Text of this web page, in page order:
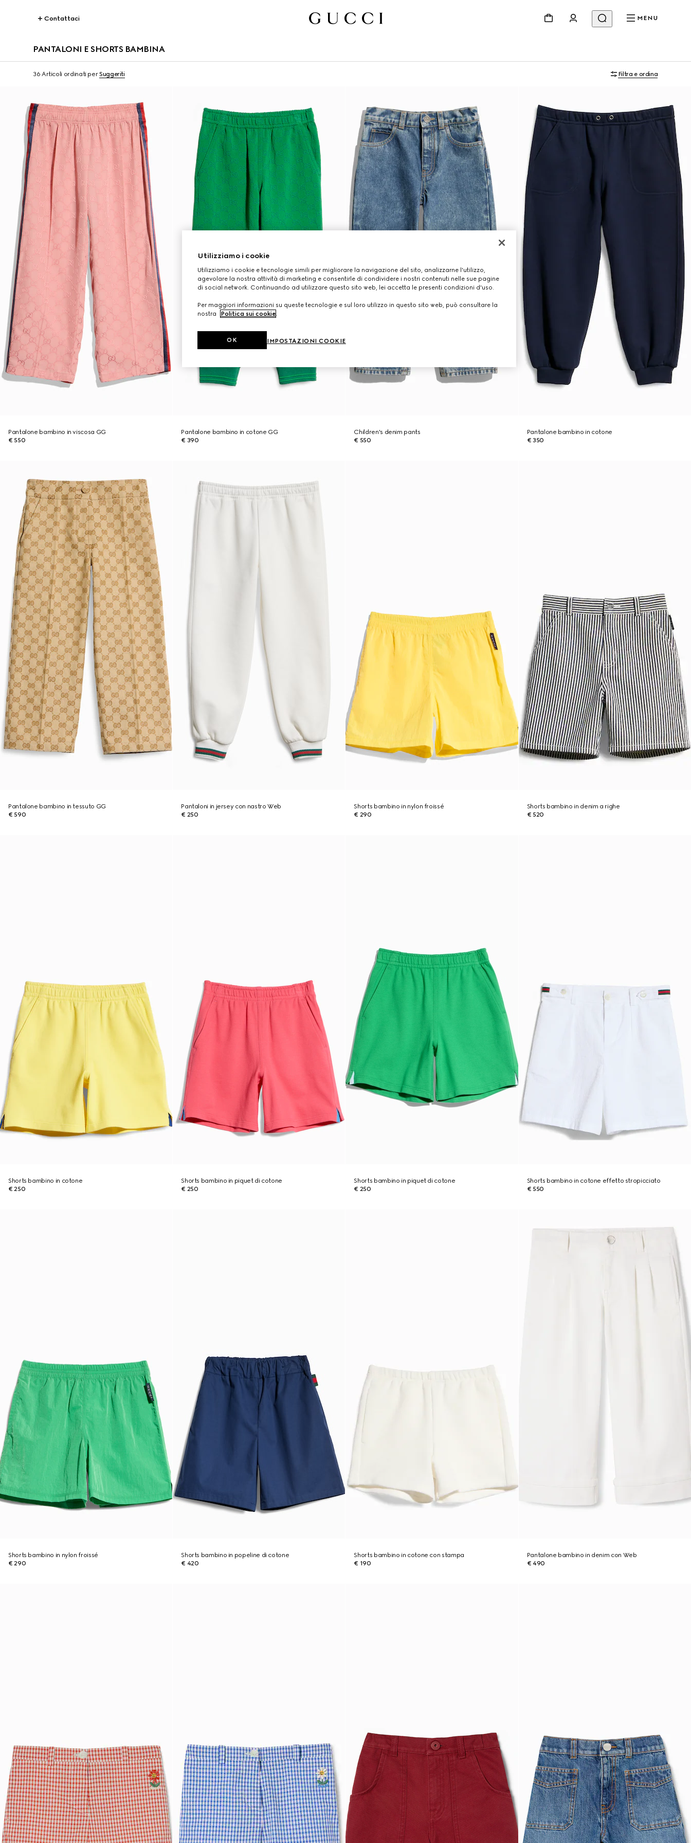
Contattaci MENU
PANTALONI E SHORTS BAMBINA
36 Articoli ordinati perSuggeriti Filtra e ordina
Pantalone bambino in viscosa GG
€ 550
Pantalone bambino in cotone GG
€ 390
Children's denim pants
€ 550
Pantalone bambino in cotone
€ 350
Pantalone bambino in tessuto GG
€ 590
Pantaloni in jersey con nastro Web
€ 250
Shorts bambino in nylon froissé
€ 290
Shorts bambino in denim a righe
€ 520
Shorts bambino in cotone
€ 250
Shorts bambino in piquet di cotone
€ 250
Shorts bambino in piquet di cotone
€ 250
Shorts bambino in cotone effetto stropicciato
€ 550
Shorts bambino in nylon froissé
€ 290
Shorts bambino in popeline di cotone
€ 420
Shorts bambino in cotone con stampa
€ 190
Pantalone bambino in denim con Web
€ 490
Utilizziamo i cookie
Utilizziamo i cookie e tecnologie simili per migliorare la navigazione del sito, analizzarne l'utilizzo,
agevolare la nostra attività di marketing e consentirle di condividere i nostri contenuti nelle sue pagine
di social network. Continuando ad utilizzare questo sito web, lei accetta le presenti condizioni d'uso.
Per maggiori informazioni su queste tecnologie e sul loro utilizzo in questo sito web, può consultare la
nostra
Politica sui cookie.
IMPOSTAZIONI COOKIE
OK